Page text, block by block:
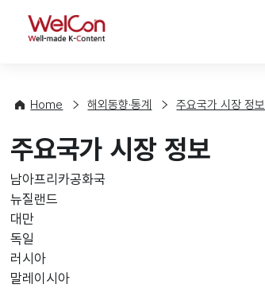
WelCon
Home 해외동향·통계 주요국가 시장 정보
주요국가 시장 정보
남아프리카공화국
뉴질랜드
대만
독일
러시아
말레이시아